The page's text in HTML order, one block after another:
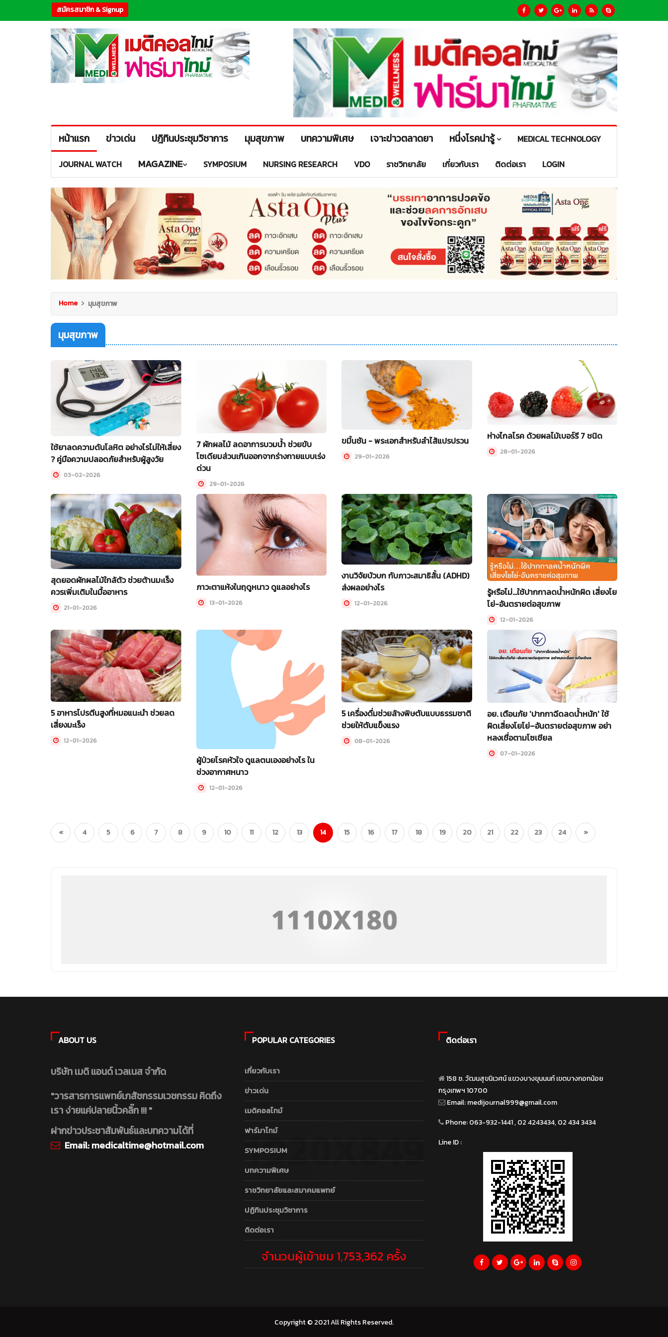
สมัครสมาชิก & Signup
หน้าแรก ข่าวเด่น ปฎิทินประชุมวิชาการ มุมสุขภาพ บทความพิเศษ เจาะข่าวตลาดยา หนึ่งโรคน่ารู้ MEDICAL TECHNOLOGY
JOURNAL WATCH MAGAZINE SYMPOSIUM NURSING RESEARCH VDO ราชวิทยาลัย เกี่ยวกับเรา ติดต่อเรา LOGIN
Home มุมสุขภาพ
มุมสุขภาพ
ใช้ยาลดความดันโลหิต อย่างไรไม่ให้เสี่ยง
? คู่มือความปลอดภัยสำหรับผู้สูงวัย
03-02-2026
7 ผักผลไม้ ลดอาการบวมน้ำ ช่วยขับ
โซเดียมส่วนเกินออกจากร่างกายแบบเร่ง
ด่วน
29-01-2026
ขมิ้นชัน - พระเอกสำหรับลำไส้แปรปรวน
29-01-2026
ห่างไกลโรค ด้วยผลไม้เบอร์รี 7 ชนิด
28-01-2026
สุดยอดผักผลไม้ใกล้ตัว ช่วยต้านมะเร็ง
ควรเพิ่มเติมในมื้ออาหาร
21-01-2026
ภาวะตาแห้งในฤดูหนาว ดูแลอย่างไร
13-01-2026
งานวิจัยบัวบก กับภาวะสมาธิสั้น (ADHD)
ส่งผลอย่างไร
12-01-2026
รู้หรือไม่…ใช้ปากกาลดน้ำหนักผิด เสี่ยงโย
โย่-อันตรายต่อสุขภาพ
12-01-2026
5 อาหารโปรตีนสูงที่หมอแนะนำ ช่วยลด
เสี่ยงมะเร็ง
12-01-2026
ผู้ป่วยโรคหัวใจ ดูแลตนเองอย่างไร ใน
ช่วงอากาศหนาว
12-01-2026
5 เครื่องดื่มช่วยล้างพิษตับแบบธรรมชาติ
ช่วยให้ตับแข็งแรง
08-01-2026
อย. เตือนภัย 'ปากกาฉีดลดน้ำหนัก' ใช้
ผิดเสี่ยงโยโย่–อันตรายต่อสุขภาพ อย่า
หลงเชื่อตามโซเชียล
07-01-2026
« 4 5 6 7 8 9 10 11 12 13 14(current)
15 16 17 18 19 20 21 22 23 24 »
ABOUT US
บริษัท เมดิ แอนด์ เวลเนส จำกัด
"วารสารการแพทย์เภสัชกรรมเวชกรรม คิดถึง
เรา ง่ายแค่ปลายนิ้วคลิ๊ก !!! "
ฝากข่าวประชาสัมพันธ์และบทความได้ที่
Email:medicaltime@hotmail.com
POPULAR CATEGORIES
เกี่ยวกับเรา
ข่าวเด่น
เมดิคอลไทม์
ฟาร์มาไทม์
SYMPOSIUM
บทความพิเศษ
ราชวิทยาลัยและสมาคมแพทย์
ปฏิทินประชุมวิชาการ
ติดต่อเรา
จำนวนผู้เข้าชม 1,753,362 ครั้ง
ติดต่อเรา
158 ซ. วัฒนสุขนิเวศน์ แขวงบางขุนนนท์ เขตบางกอกน้อย
กรุงเทพฯ 10700
Email:medijournal999@gmail.com
Phone:063-932-1441 , 02 4243434, 02 434 3434
Line ID :
Copyright © 2021 All Rights Reserved.